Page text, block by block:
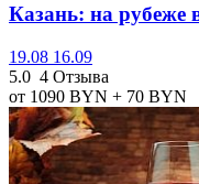
Казань: на рубеже
19.08 16.09
5.0 4 Отзыва
от 1090 BYN + 70 BYN